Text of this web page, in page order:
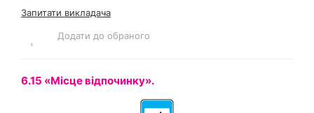
Запитати викладача
Додати до обраного
6.15 «Місце відпочинку».